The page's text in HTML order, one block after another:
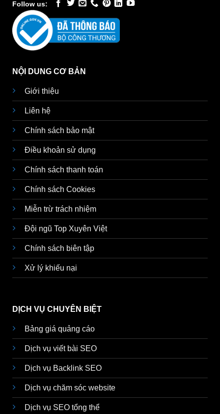
Follow us:
NỘI DUNG CƠ BẢN
Giới thiệu
Liên hệ
Chính sách bảo mật
Điều khoản sử dụng
Chính sách thanh toán
Chính sách Cookies
Miễn trừ trách nhiệm
Đội ngũ Top Xuyên Việt
Chính sách biên tập
Xử lý khiếu nại
DỊCH VỤ CHUYÊN BIỆT
Bảng giá quảng cáo
Dịch vụ viết bài SEO
Dịch vụ Backlink SEO
Dịch vụ chăm sóc website
Dịch vụ SEO tổng thể